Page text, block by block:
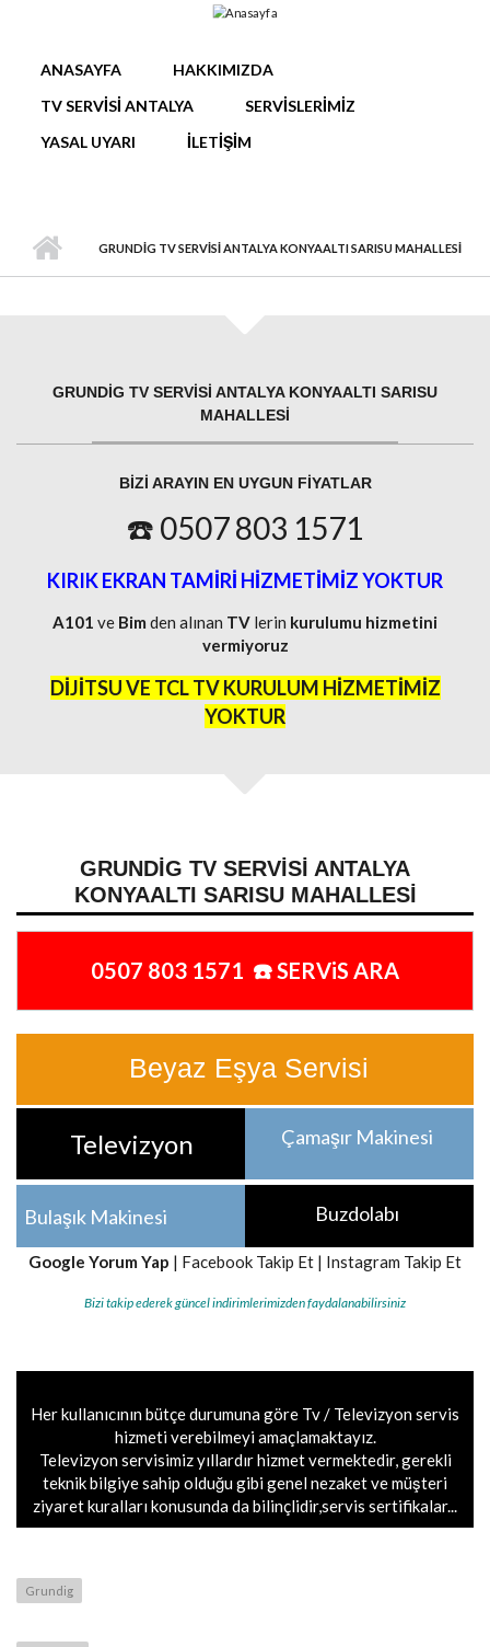
ANASAYFA
HAKKIMIZDA
TV SERVISI ANTALYA
SERVISLERIMIZ
YASAL UYARI
İLETIŞIM
GRUNDIG TV SERVISI ANTALYA KONYAALTI SARISU MAHALLESI
GRUNDIG TV SERVISI ANTALYA KONYAALTI SARISU
MAHALLESI
BIZI ARAYIN EN UYGUN FIYATLAR
☎️ 0507 803 1571
KIRIK EKRAN TAMİRİ HİZMETİMİZ YOKTUR
A101 ve Bim den alınan TV lerin kurulumu hizmetini
vermiyoruz
DİJİTSU VE TCL TV KURULUM HİZMETİMİZ
YOKTUR
GRUNDIG TV SERVISI ANTALYA
KONYAALTI SARISU MAHALLESI
0507 803 1571 ☎️ SERViS ARA
Beyaz Eşya Servisi
Televizyon Çamaşır Makinesi
Bulaşık Makinesi Buzdolabı
Google Yorum Yap | Facebook Takip Et | Instagram Takip Et
Bizi takip ederek güncel indirimlerimizden faydalanabilirsiniz
Her kullanıcının bütçe durumuna göre Tv / Televizyon servis
hizmeti verebilmeyi amaçlamaktayız.
Televizyon servisimiz yıllardır hizmet vermektedir, gerekli
teknik bilgiye sahip olduğu gibi genel nezaket ve müşteri
ziyaret kuralları konusunda da bilinçlidir,servis sertifikalar...
Grundig